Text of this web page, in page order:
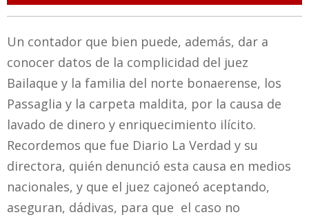
Un contador que bien puede, además, dar a
conocer datos de la complicidad del juez
Bailaque y la familia del norte bonaerense, los
Passaglia y la carpeta maldita, por la causa de
lavado de dinero y enriquecimiento ilícito.
Recordemos que fue Diario La Verdad y su
directora, quién denunció esta causa en medios
nacionales, y que el juez cajoneó aceptando,
aseguran, dádivas, para que el caso no